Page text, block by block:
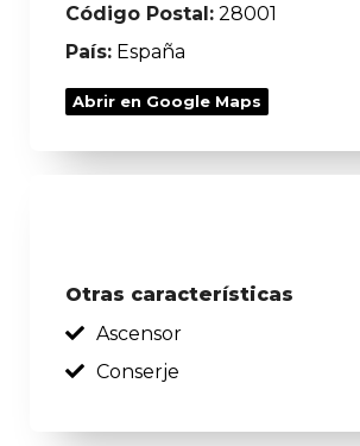
Código Postal: 28001
País: España
Abrir en Google Maps
Otras características
Ascensor
Conserje